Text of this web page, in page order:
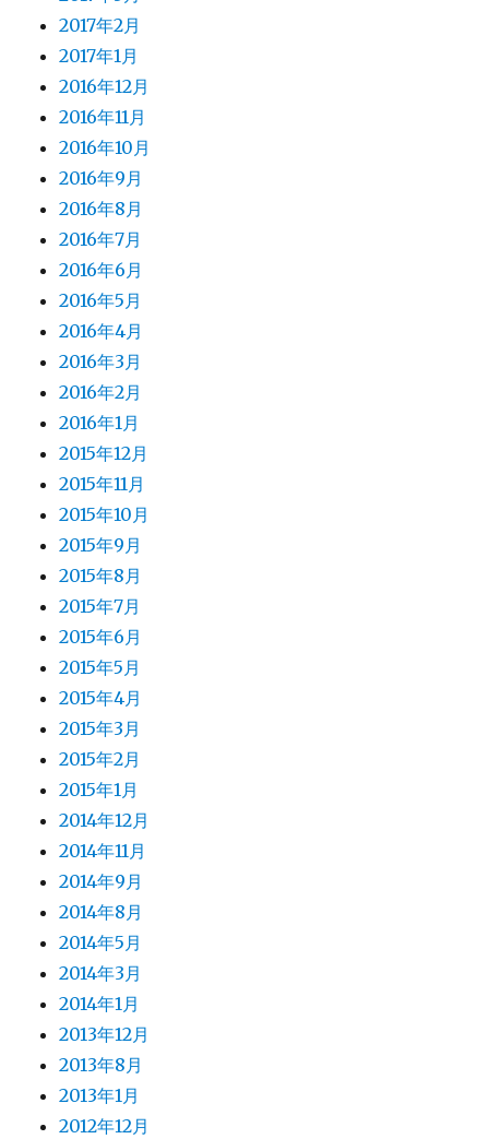
2017年2月
2017年1月
2016年12月
2016年11月
2016年10月
2016年9月
2016年8月
2016年7月
2016年6月
2016年5月
2016年4月
2016年3月
2016年2月
2016年1月
2015年12月
2015年11月
2015年10月
2015年9月
2015年8月
2015年7月
2015年6月
2015年5月
2015年4月
2015年3月
2015年2月
2015年1月
2014年12月
2014年11月
2014年9月
2014年8月
2014年5月
2014年3月
2014年1月
2013年12月
2013年8月
2013年1月
2012年12月